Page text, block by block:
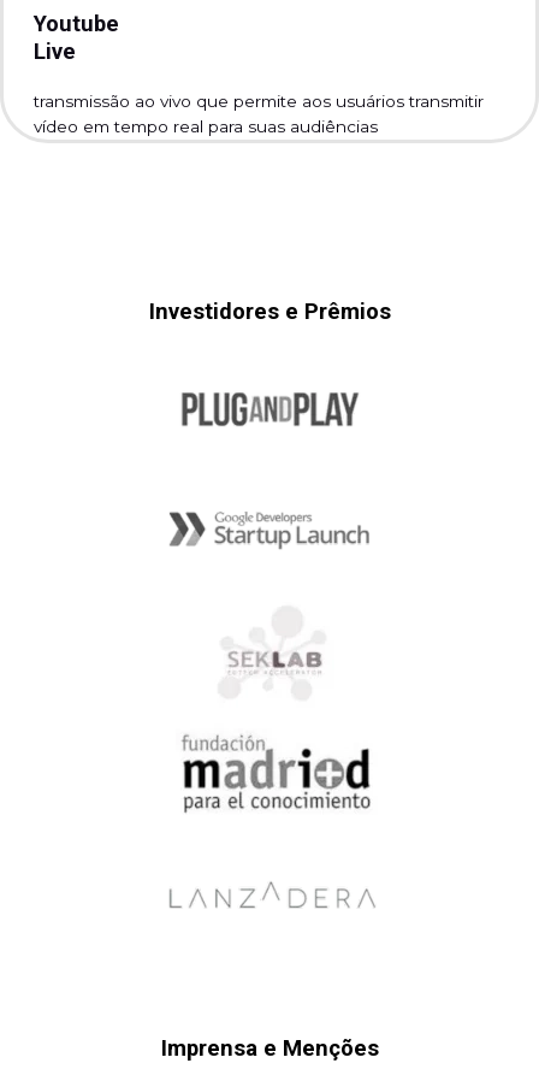
Youtube
Live
transmissão ao vivo que permite aos usuários transmitir
vídeo em tempo real para suas audiências
Investidores e Prêmios
Imprensa e Menções